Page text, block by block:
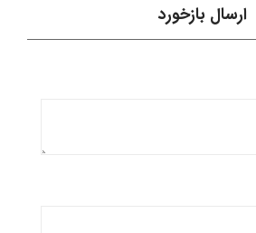
ارسال بازخورد